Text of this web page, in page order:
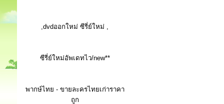
,dvdออกใหม่ ซีรี่ย์ใหม่ ,
ซีรี่ย์ใหม่อัพเดทไว/new**
พากษ์ไทย - ขายละครไทยเก่าราคา
ถูก